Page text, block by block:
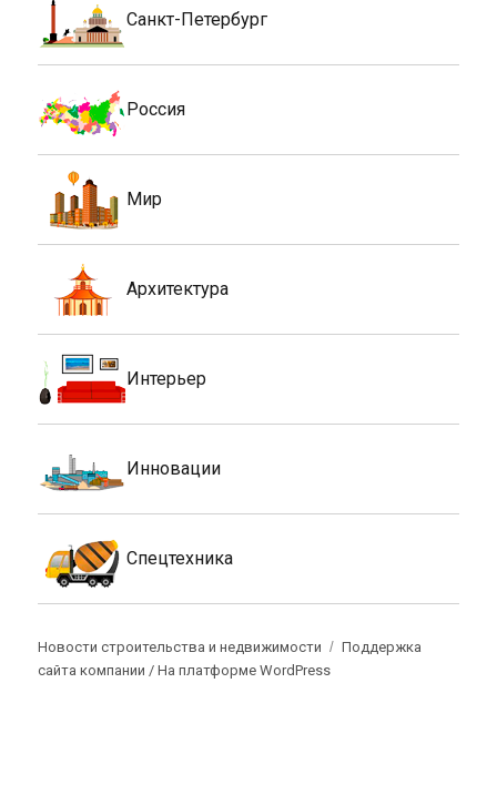
Санкт-Петербург
Россия
Мир
Архитектура
Интерьер
Инновации
Спецтехника
Новости строительства и недвижимости
Поддержка
сайта компании /На платформе WordPress